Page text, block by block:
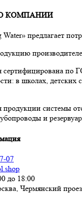
КОМПАНИИ
предлагает
сертифицирована по
в школах,
системы
и
07
до 18:00
Чермянский